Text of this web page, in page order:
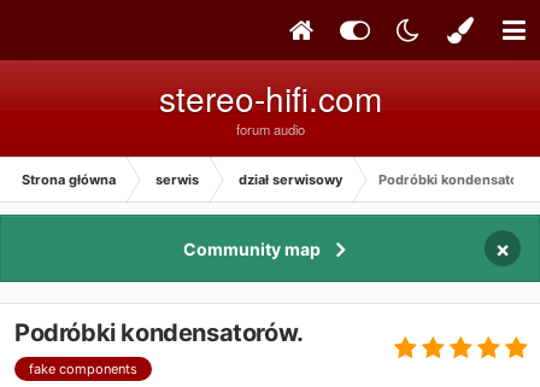
stereo-hifi.com
forum audio
Strona główna serwis dział serwisowy Podróbki
Community map ×
Podróbki kondensatorów.
fake components